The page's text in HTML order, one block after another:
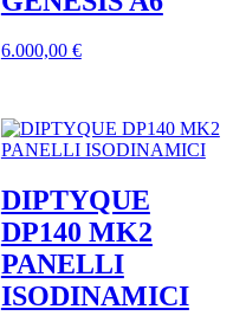
6.000,00 €
DIPTYQUE
DP140 MK2
PANELLI
ISODINAMICI